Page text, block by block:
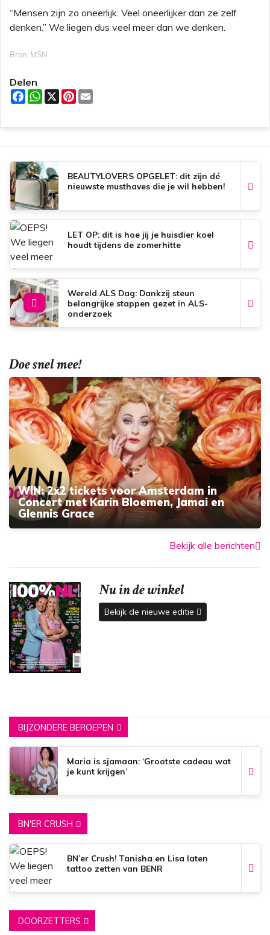
“Mensen zijn zo oneerlijk. Veel oneerlijker dan ze zelf
denken.” We liegen dus veel meer dan we denken.
Bron: MSN
Delen
F
a
k
W
h
p
X
P
s
t
BEAUTYLOVERS OPGELET: dit zijn dé
nieuwste musthaves die je wil hebben!
LET OP: dit is hoe jij je huisdier koel
houdt tijdens de zomerhitte
Wereld ALS Dag: Dankzij steun
belangrijke stappen gezet in ALS-
onderzoek
Doe snel mee!
WIN: 2x2 tickets voor Amsterdam in
Concert met Karin Bloemen, Jamai en
Glennis Grace
Bekijk alle berichten
Nu in de winkel
Bekijk de nieuwe editie
BIJZONDERE BEROEPEN
Maria is sjamaan: ‘Grootste cadeau wat
je kunt krijgen’
BN'ER CRUSH
BN’er Crush! Tanisha en Lisa laten
tattoo zetten van BENR
DOORZETTERS